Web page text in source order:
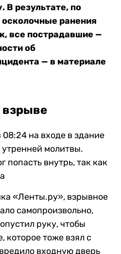
В результате, по
ранения
все пострадавшие —
об
— в материале
взрыве
на входе в здание
молитвы.
попасть внутрь, так как
«Ленты.ру», взрывное
самопроизвольно,
руку, чтобы
которое тоже взял с
входную дверь